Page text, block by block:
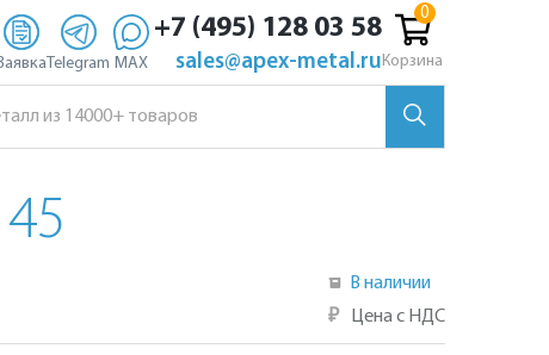
Telegram MAX
+7 (495) 128 03 58
sales@apex-metal.ru Корзина
В наличии
₽
Цена с НДС